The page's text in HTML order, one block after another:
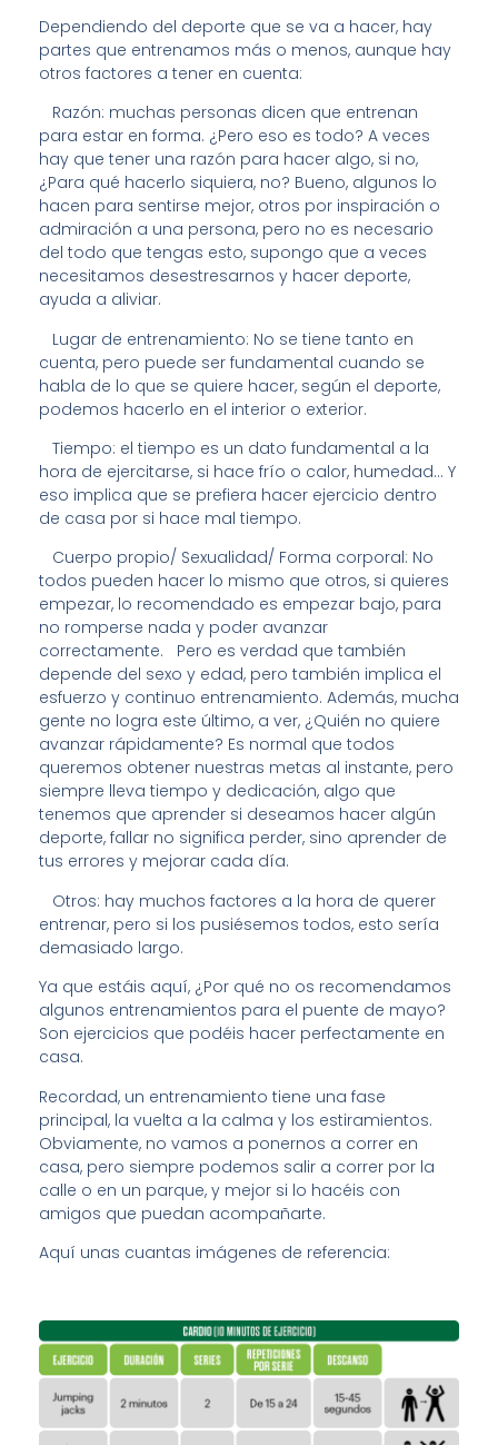
Dependiendo del deporte que se va a hacer, hay
partes que entrenamos más o menos, aunque hay
otros factores a tener en cuenta:
Razón: muchas personas dicen que entrenan
para estar en forma. ¿Pero eso es todo? A veces
hay que tener una razón para hacer algo, si no,
¿Para qué hacerlo siquiera, no? Bueno, algunos lo
hacen para sentirse mejor, otros por inspiración o
admiración a una persona, pero no es necesario
del todo que tengas esto, supongo que a veces
necesitamos desestresarnos y hacer deporte,
ayuda a aliviar.
Lugar de entrenamiento: No se tiene tanto en
cuenta, pero puede ser fundamental cuando se
habla de lo que se quiere hacer, según el deporte,
podemos hacerlo en el interior o exterior.
Tiempo: el tiempo es un dato fundamental a la
hora de ejercitarse, si hace frío o calor, humedad… Y
eso implica que se prefiera hacer ejercicio dentro
de casa por si hace mal tiempo.
Cuerpo propio/ Sexualidad/ Forma corporal: No
todos pueden hacer lo mismo que otros, si quieres
empezar, lo recomendado es empezar bajo, para
no romperse nada y poder avanzar
correctamente. Pero es verdad que también
depende del sexo y edad, pero también implica el
esfuerzo y continuo entrenamiento. Además, mucha
gente no logra este último, a ver, ¿Quién no quiere
avanzar rápidamente? Es normal que todos
queremos obtener nuestras metas al instante, pero
siempre lleva tiempo y dedicación, algo que
tenemos que aprender si deseamos hacer algún
deporte, fallar no significa perder, sino aprender de
tus errores y mejorar cada día.
Otros: hay muchos factores a la hora de querer
entrenar, pero si los pusiésemos todos, esto sería
demasiado largo.
Ya que estáis aquí, ¿Por qué no os recomendamos
algunos entrenamientos para el puente de mayo?
Son ejercicios que podéis hacer perfectamente en
casa.
Recordad, un entrenamiento tiene una fase
principal, la vuelta a la calma y los estiramientos.
Obviamente, no vamos a ponernos a correr en
casa, pero siempre podemos salir a correr por la
calle o en un parque, y mejor si lo hacéis con
amigos que puedan acompañarte.
Aquí unas cuantas imágenes de referencia: